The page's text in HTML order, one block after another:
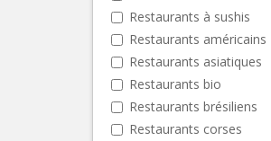
Restaurants à sushis
Restaurants américains
Restaurants asiatiques
Restaurants bio
Restaurants brésiliens
Restaurants corses